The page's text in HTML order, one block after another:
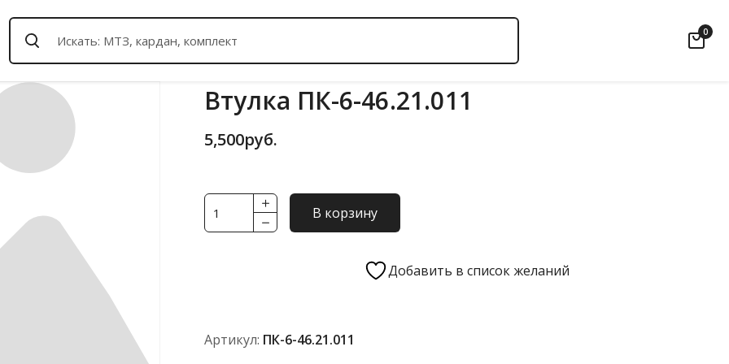
0
Втулка ПК-6-46.21.011
5,500руб.
Количество
товара
В корзину
Добавить в список желаний
Артикул: ПК-6-46.21.011